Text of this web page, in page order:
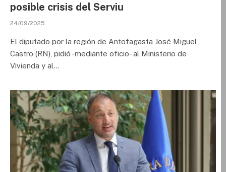
posible crisis del Serviu
24/09/2025
El diputado por la región de Antofagasta José Miguel
Castro (RN), pidió -mediante oficio- al Ministerio de
Vivienda y al…